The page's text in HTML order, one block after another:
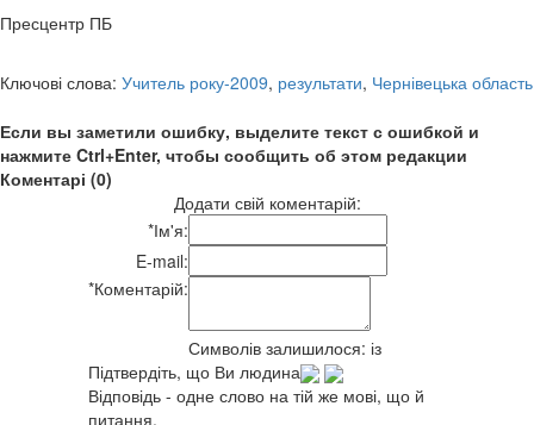
Пресцентр ПБ
Ключові слова: Учитель року-2009, результати, Чернівецька область
Если вы заметили ошибку, выделите текст с ошибкой и
нажмите Ctrl+Enter, чтобы сообщить об этом редакции
Коментарі (0)
Додати свій коментарій:
*Ім'я:
E-mail:
*Коментарій:
Символів залишилося: із
Підтвердіть, що Ви людина
Відповідь - одне слово на тій же мові, що й
питання.